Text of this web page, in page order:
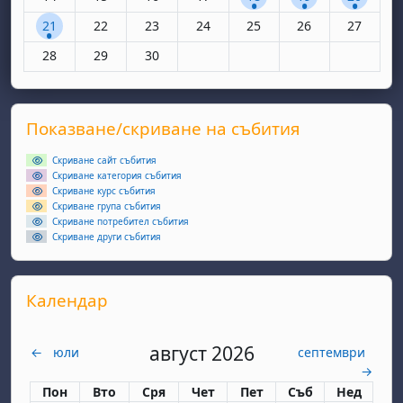
1 събитие, понеделник, 21 април
21 Няма събития, вторник, 22 април
22 Няма събития, сряда, 23 април
23 Няма събития, четвъртък, 24
24 Няма събития, петък, 25
25 Няма събития,
26 Няма
27
Няма събития, понеделник, 28 април
28 Няма събития, вторник, 29 април
29 Няма събития, сряда, 30 април
30
Supplementary blocks
Прескочи Показване/скриване на събития
Показване/скриване на събития
Скриване сайт събития
Скриване категория събития
Скриване курс събития
Скриване група събития
Скриване потребител събития
Скриване други събития
Прескочи Календар
Календар
← юли август 2026
септември
→
Понеделник
Пон вторник
Вто сряда
Сря четвъртък
Чет петък
Пет събота
Съб неделя
Нед